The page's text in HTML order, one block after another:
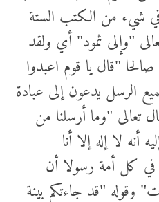
شيء من الكتب الستة
"وإلى ثمود" أي ولقد
"قال يا قوم اعبدوا
الرسل يدعون إلى عبادة
تعالى "وما أرسلنا من
لا إله إلا أنا
في كل أمة رسولا أن
وقوله "قد جاءتكم بينة